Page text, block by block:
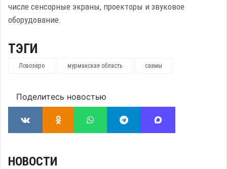
числе сенсорные экраны, проекторы и звуковое
оборудование.
ТЭГИ
Ловозеро мурманская область саамы
Поделитесь новостью
НОВОСТИ